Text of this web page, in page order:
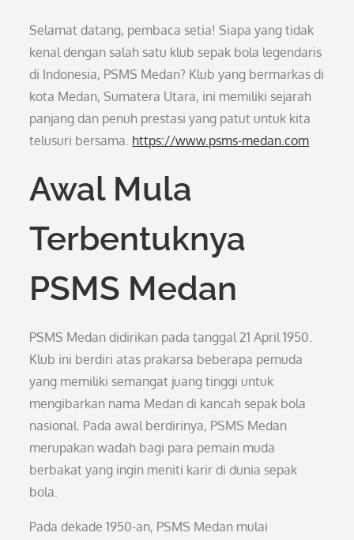
Selamat datang, pembaca setia! Siapa yang tidak
kenal dengan salah satu klub sepak bola legendaris
di Indonesia, PSMS Medan? Klub yang bermarkas di
kota Medan, Sumatera Utara, ini memiliki sejarah
panjang dan penuh prestasi yang patut untuk kita
telusuri bersama. https://www.psms-medan.com
Awal Mula
Terbentuknya
PSMS Medan
PSMS Medan didirikan pada tanggal 21 April 1950.
Klub ini berdiri atas prakarsa beberapa pemuda
yang memiliki semangat juang tinggi untuk
mengibarkan nama Medan di kancah sepak bola
nasional. Pada awal berdirinya, PSMS Medan
merupakan wadah bagi para pemain muda
berbakat yang ingin meniti karir di dunia sepak
bola.
Pada dekade 1950-an, PSMS Medan mulai